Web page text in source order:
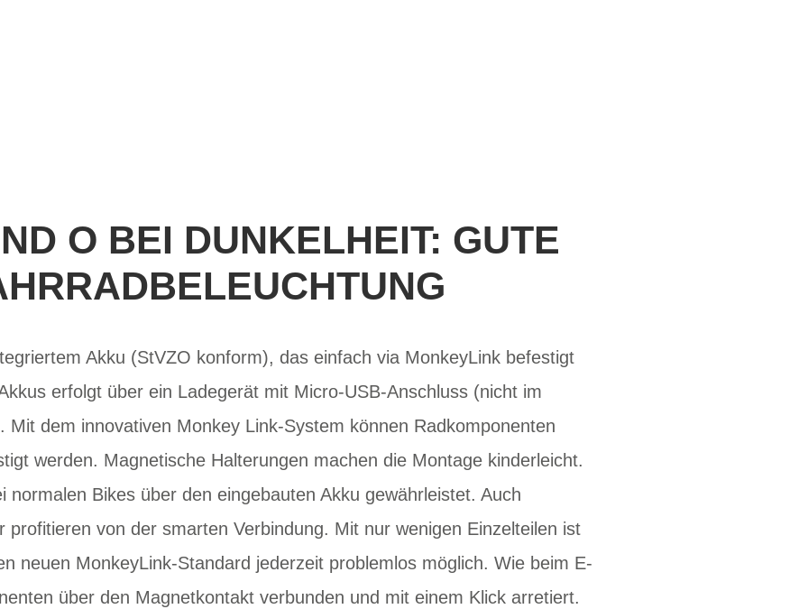
O BEI DUNKELHEIT: GUTE
Akku (StVZO konform), das einfach via MonkeyLink befestigt
erfolgt über ein Ladegerät mit Micro-USB-Anschluss (nicht im
Mit dem innovativen Monkey Link-System können Radkomponenten
werden. Magnetische Halterungen machen die Montage kinderleicht.
normalen Bikes über den eingebauten Akku gewährleistet. Auch
profitieren von der smarten Verbindung. Mit nur wenigen Einzelteilen ist
neuen MonkeyLink-Standard jederzeit problemlos möglich. Wie beim E-
über den Magnetkontakt verbunden und mit einem Klick arretiert.